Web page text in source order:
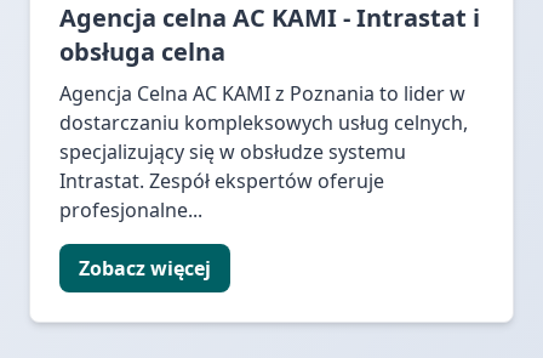
Agencja celna AC KAMI - Intrastat i
obsługa celna
Agencja Celna AC KAMI z Poznania to lider w
dostarczaniu kompleksowych usług celnych,
specjalizujący się w obsłudze systemu
Intrastat. Zespół ekspertów oferuje
profesjonalne...
Zobacz więcej